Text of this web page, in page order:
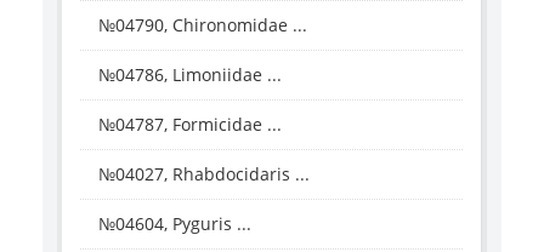
№04790, Chironomidae ...
№04786, Limoniidae ...
№04787, Formicidae ...
№04027, Rhabdocidaris ...
№04604, Pyguris ...